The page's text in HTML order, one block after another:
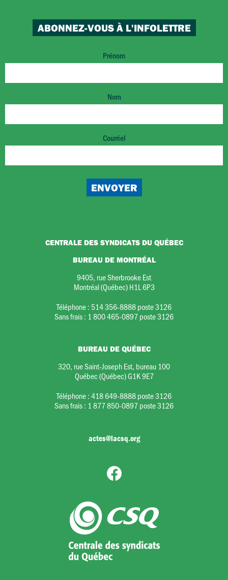
ABONNEZ-VOUS À L'INFOLETTRE
Prénom
Nom
Courriel
CENTRALE DES SYNDICATS DU QUÉBEC
BUREAU DE MONTRÉAL
9405, rue Sherbrooke Est
Montréal (Québec) H1L 6P3
Téléphone : 514 356-8888 poste 3126
Sans frais : 1 800 465-0897 poste 3126
BUREAU DE QUÉBEC
320, rue Saint-Joseph Est, bureau 100
Québec (Québec) G1K 9E7
Téléphone :418 649-8888 poste 3126
Sans frais : 1 877 850-0897 poste 3126
actes@lacsq.org